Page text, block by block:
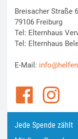
Breisacher Straße
79106 Freiburg
Tel: Elternhaus
Tel: Elternhaus
E-Mail:
Jede Spende zählt